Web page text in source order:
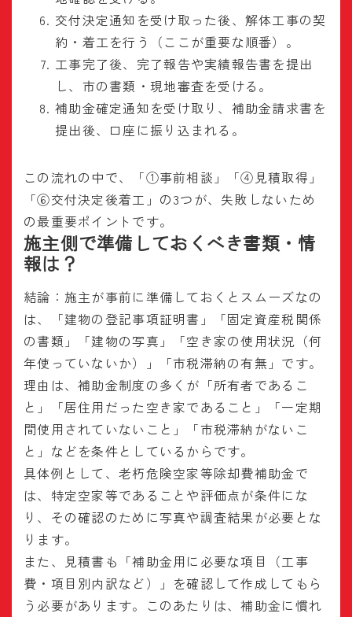
交付決定通知を受け取った後、解体工事の契
約・着工を行う（ここが重要な順番）。
工事完了後、完了報告や実績報告書を提出
し、市の書類・現地審査を受ける。
補助金確定通知を受け取り、補助金請求書を
提出後、口座に振り込まれる。
この流れの中で、「①事前相談」「④見積取得」
「⑥交付決定後着工」の3つが、失敗しないため
の最重要ポイントです。
施主側で準備しておくべき書類・情
報は？
結論：施主が事前に準備しておくとスムーズなの
は、「建物の登記事項証明書」「固定資産税関係
の書類」「建物の写真」「空き家の使用状況（何
年使っていないか）」「市税滞納の有無」です。
理由は、補助金制度の多くが「所有者であるこ
と」「居住用だった空き家であること」「一定期
間使用されていないこと」「市税滞納がないこ
と」などを条件としているからです。
具体例として、老朽危険空家等除却費補助金で
は、特定空家等であることや評価点が条件にな
り、その確認のために写真や調査結果が必要とな
ります。
また、見積書も「補助金用に必要な項目（工事
費・項目別内訳など）」を確認して作成してもら
う必要があります。このあたりは、補助金に慣れ